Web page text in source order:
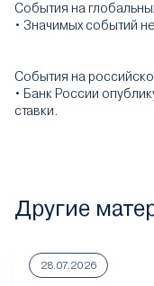
События на
• Значимых событий
События на
• Банк России
ставки.
Другие
28.07.2026